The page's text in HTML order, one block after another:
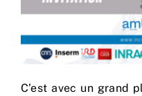
C’est avec un grand